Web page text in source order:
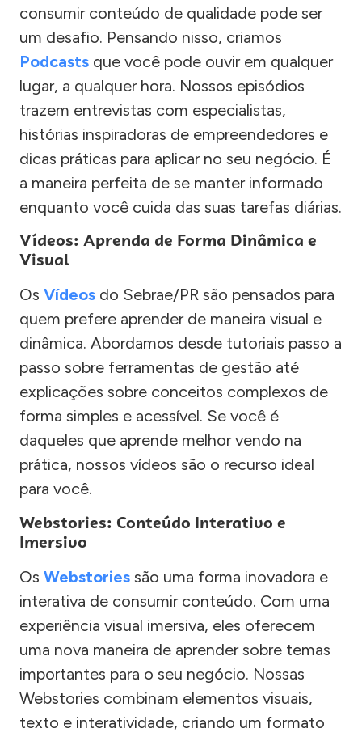
consumir conteúdo de qualidade pode ser
um desafio. Pensando nisso, criamos
Podcasts que você pode ouvir em qualquer
lugar, a qualquer hora. Nossos episódios
trazem entrevistas com especialistas,
histórias inspiradoras de empreendedores e
dicas práticas para aplicar no seu negócio. É
a maneira perfeita de se manter informado
enquanto você cuida das suas tarefas diárias.
Vídeos: Aprenda de Forma Dinâmica e
Visual
Os Vídeos do Sebrae/PR são pensados para
quem prefere aprender de maneira visual e
dinâmica. Abordamos desde tutoriais passo a
passo sobre ferramentas de gestão até
explicações sobre conceitos complexos de
forma simples e acessível. Se você é
daqueles que aprende melhor vendo na
prática, nossos vídeos são o recurso ideal
para você.
Webstories: Conteúdo Interativo e
Imersivo
Os Webstories são uma forma inovadora e
interativa de consumir conteúdo. Com uma
experiência visual imersiva, eles oferecem
uma nova maneira de aprender sobre temas
importantes para o seu negócio. Nossas
Webstories combinam elementos visuais,
texto e interatividade, criando um formato